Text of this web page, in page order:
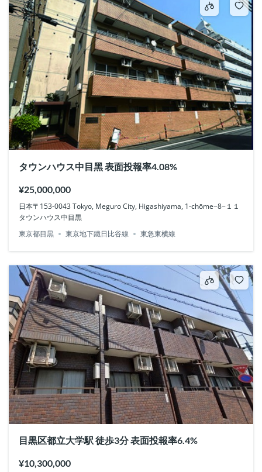
タウンハウス中目黑 表面投報率4.08%
¥25,000,000
日本〒153-0043 Tokyo, Meguro City, Higashiyama, 1-chōme−8−１１
タウンハウス中目黒
東京都目黒
東京地下鐵日比谷線 東急東横線
目黒区都立大学駅 徒歩3分 表面投報率6.4%
¥10,300,000